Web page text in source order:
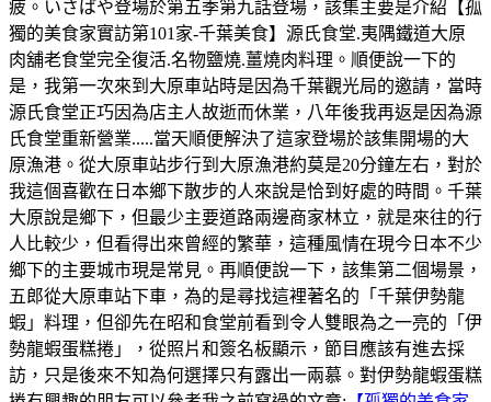
疲。いさばや登場於第五季第九話登場，該集主要是介紹【孤
獨的美食家實訪第101家-千葉美食】源氏食堂.夷隅鐵道大原
肉舖老食堂完全復活.名物鹽燒.薑燒肉料理。順便說一下的
是，我第一次來到大原車站時是因為千葉觀光局的邀請，當時
源氏食堂正巧因為店主人故逝而休業，八年後我再返是因為源
氏食堂重新營業.....當天順便解決了這家登場於該集開場的大
原漁港。從大原車站步行到大原漁港約莫是20分鐘左右，對於
我這個喜歡在日本鄉下散步的人來說是恰到好處的時間。千葉
大原說是鄉下，但最少主要道路兩邊商家林立，就是來往的行
人比較少，但看得出來曾經的繁華，這種風情在現今日本不少
鄉下的主要城市現是常見。再順便說一下，該集第二個場景，
五郎從大原車站下車，為的是尋找這裡著名的「千葉伊勢龍
蝦」料理，但卻先在昭和食堂前看到令人雙眼為之一亮的「伊
勢龍蝦蛋糕捲」，從照片和簽名板顯示，節目應該有進去採
訪，只是後來不知為何選擇只有露出一兩慕。對伊勢龍蝦蛋糕